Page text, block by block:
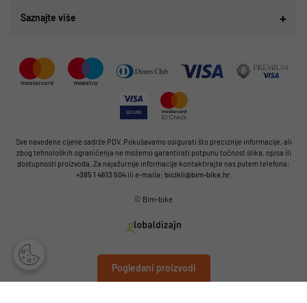
Pogledani proizvodi
Saznajte više
Sve navedene cijene sadrže PDV. Pokušavamo osigurati što preciznije informacije, ali
zbog tehnoloških ograničenja ne možemo garantirati potpunu točnost slika, opisa ili
dostupnosti proizvoda. Za najažurnije informacije kontaktirajte nas putem telefona:
+385 1 4613 504ili e-maila: bicikli@bim-bike.hr.
© Bim-bike